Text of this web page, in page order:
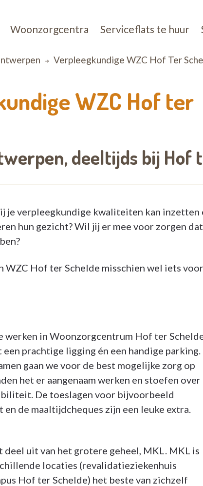
Woonzorgcentra Serviceflats te huur
Verpleegkundige WZC Hof Ter
WZC Hof ter
deeltijds bij Hof
je verpleegkundige kwaliteiten kan inzetten
hun gezicht? Wil jij er mee voor zorgen dat
WZC Hof ter Schelde misschien wel iets voor
werken in Woonzorgcentrum Hof ter
een prachtige ligging én een handige parking.
gaan we voor de best mogelijke zorg op
het er aangenaam werken en stoefen over
De toeslagen voor bijvoorbeeld
de maaltijdcheques zijn een leuke extra.
uit van het grotere geheel, MKL. MKL is
locaties (revalidatieziekenhuis
Hof ter Schelde) het beste van zichzelf